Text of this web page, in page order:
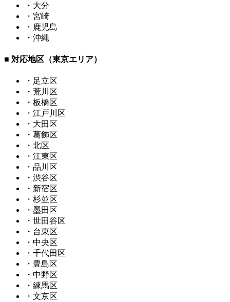
・大分
・宮崎
・鹿児島
・沖縄
■ 対応地区（東京エリア）
・足立区
・荒川区
・板橋区
・江戸川区
・大田区
・葛飾区
・北区
・江東区
・品川区
・渋谷区
・新宿区
・杉並区
・墨田区
・世田谷区
・台東区
・中央区
・千代田区
・豊島区
・中野区
・練馬区
・文京区